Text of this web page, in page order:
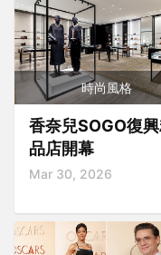
時尚風格
香奈兒SOGO復
品店開幕
Mar 30, 2026